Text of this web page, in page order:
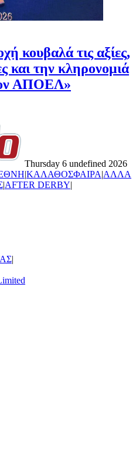
κουβαλά τις αξίες,
και την κληρονομιά
ΑΠΟΕΛ»
Thursday 6 undefined 2026
|ΚΑΛΑΘΟΣΦΑΙΡΑ|ΑΛΛΑ
|AFTER DERBY|
|